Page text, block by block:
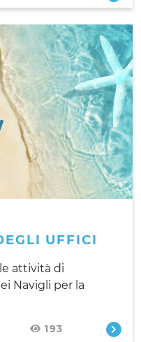
UFFICI
attività di
Navigli per la
193